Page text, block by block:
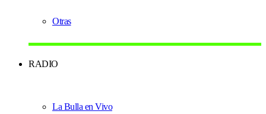
Otras
RADIO
La Bulla en Vivo